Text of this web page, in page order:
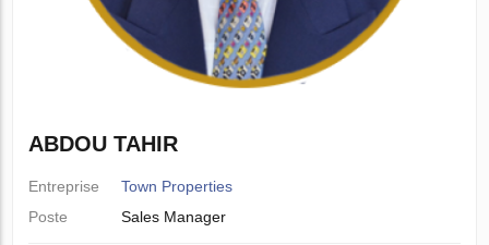
ABDOU TAHIR
Entreprise
Town Properties
Poste
Sales Manager